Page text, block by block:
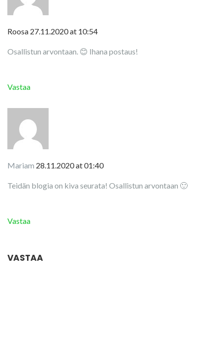
Roosa 27.11.2020 at 10:54
Osallistun arvontaan. 😊 Ihana postaus!
Vastaa
Mariam 28.11.2020 at 01:40
Teidän blogia on kiva seurata! Osallistun arvontaan 🙂
Vastaa
VASTAA